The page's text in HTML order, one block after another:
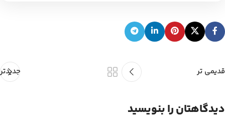
جدیدتر قدیمی تر
دیدگاهتان را بنویسید